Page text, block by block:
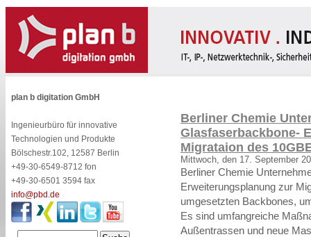
plan b digitation GmbH
Ingenieurbüro für innovative
Technologien und Produkte
Bölschestr.102, 12587 Berlin
+49-30-6549-8712 fon
+49-30-6501 3594 fax
info@pbd.de
Berliner Chemie
Glasfaserbackbone-
Migrataion des
Mittwoch, den 17. September
Berliner Chemie
Erweiterungsplanung zur
umgesetzten Backbones,
Es sind umfangreiche
Außentrassen und neue